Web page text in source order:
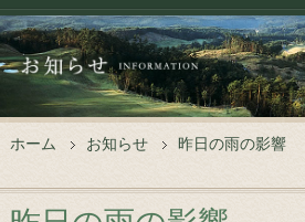
ホーム お知らせ 昨日の雨の影響